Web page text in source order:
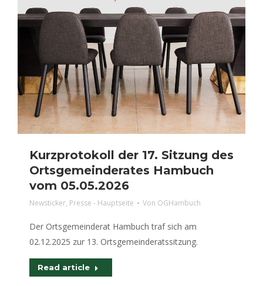
Kurzprotokoll der 17. Sitzung des
Ortsgemeinderates Hambuch
vom 05.05.2026
Newsticker, Presse - Hauptseite Von OGHambuch
Der Ortsgemeinderat Hambuch traf sich am
02.12.2025 zur 13. Ortsgemeinderatssitzung.
Read article